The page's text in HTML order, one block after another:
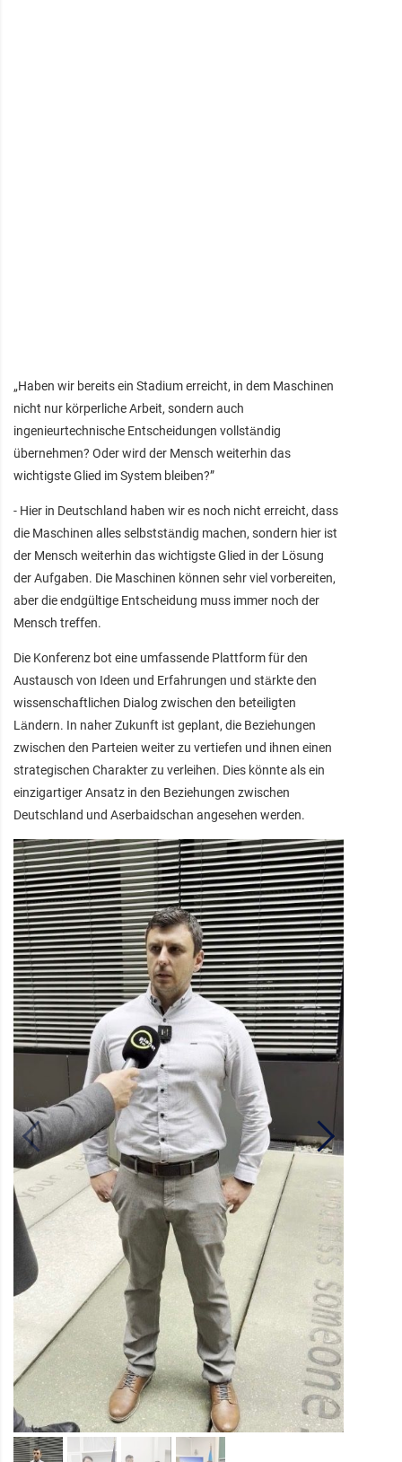
„Haben wir bereits ein Stadium erreicht, in dem Maschinen
nicht nur körperliche Arbeit, sondern auch
ingenieurtechnische Entscheidungen vollständig
übernehmen? Oder wird der Mensch weiterhin das
wichtigste Glied im System bleiben?”
- Hier in Deutschland haben wir es noch nicht erreicht, dass
die Maschinen alles selbstständig machen, sondern hier ist
der Mensch weiterhin das wichtigste Glied in der Lösung
der Aufgaben. Die Maschinen können sehr viel vorbereiten,
aber die endgültige Entscheidung muss immer noch der
Mensch treffen.
Die Konferenz bot eine umfassende Plattform für den
Austausch von Ideen und Erfahrungen und stärkte den
wissenschaftlichen Dialog zwischen den beteiligten
Ländern. In naher Zukunft ist geplant, die Beziehungen
zwischen den Parteien weiter zu vertiefen und ihnen einen
strategischen Charakter zu verleihen. Dies könnte als ein
einzigartiger Ansatz in den Beziehungen zwischen
Deutschland und Aserbaidschan angesehen werden.